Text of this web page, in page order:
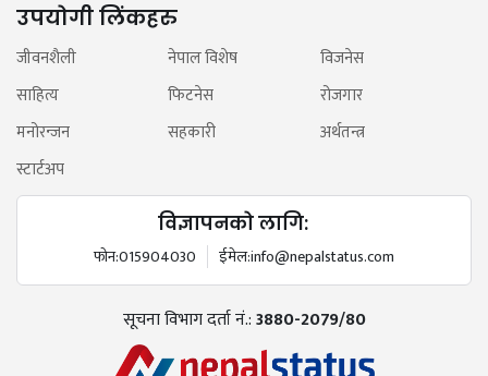
उपयोगी लिंकहरु
जीवनशैली नेपाल विशेष
विजनेस
साहित्य
फिटनेस
रोजगार
मनोरन्जन
सहकारी
अर्थतन्त्र
स्टार्टअप
विज्ञापनको लागि:
फोन:015904030 ईमेल:info@nepalstatus.com
सूचना विभाग दर्ता नं.:3880-2079/80